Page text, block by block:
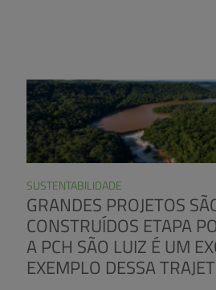
SUSTENTABILIDADE
GRANDES PROJETOS
CONSTRUÍDOS ETAPA
A PCH SÃO LUIZ É UM
EXEMPLO DESSA